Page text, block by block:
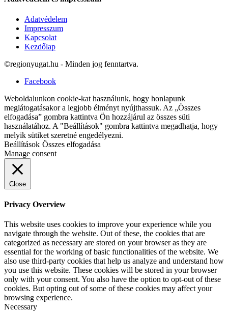
Adatvédelem
Impresszum
Kapcsolat
Kezdőlap
©regionyugat.hu - Minden jog fenntartva.
Facebook
Weboldalunkon cookie-kat használunk, hogy honlapunk
meglátogatásakor a legjobb élményt nyújthassuk. Az „Összes
elfogadása” gombra kattintva Ön hozzájárul az összes süti
használatához. A "Beállítások" gombra kattintva megadhatja, hogy
melyik sütiket szeretné engedélyezni.
Beállítások Összes elfogadása
Manage consent
Close
Privacy Overview
This website uses cookies to improve your experience while you
navigate through the website. Out of these, the cookies that are
categorized as necessary are stored on your browser as they are
essential for the working of basic functionalities of the website. We
also use third-party cookies that help us analyze and understand how
you use this website. These cookies will be stored in your browser
only with your consent. You also have the option to opt-out of these
cookies. But opting out of some of these cookies may affect your
browsing experience.
Necessary